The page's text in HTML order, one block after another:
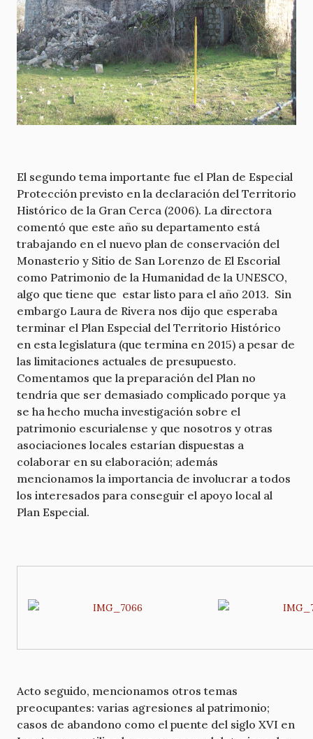
El segundo tema importante fue el Plan de Especial
Protección previsto en la declaración del Territorio
Histórico de la Gran Cerca (2006). La directora
comentó que este año su departamento está
trabajando en el nuevo plan de conservación del
Monasterio y Sitio de San Lorenzo de El Escorial
como Patrimonio de la Humanidad de la UNESCO,
algo que tiene que estar listo para el año 2013. Sin
embargo Laura de Rivera nos dijo que esperaba
terminar el Plan Especial del Territorio Histórico
en esta legislatura (que termina en 2015) a pesar de
las limitaciones actuales de presupuesto.
Comentamos que la preparación del Plan no
tendría que ser demasiado complicado porque ya
se ha hecho mucha investigación sobre el
patrimonio escurialense y que nosotros y otras
asociaciones locales estarían dispuestas a
colaborar en su elaboración; además
mencionamos la importancia de involucrar a todos
los interesados para conseguir el apoyo local al
Plan Especial.
Acto seguido, mencionamos otros temas
preocupantes: varias agresiones al patrimonio;
casos de abandono como el puente del siglo XVI en